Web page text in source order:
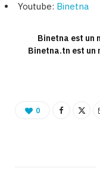
Youtube: Binetna
Binetna est un
Binetna.tn est
0